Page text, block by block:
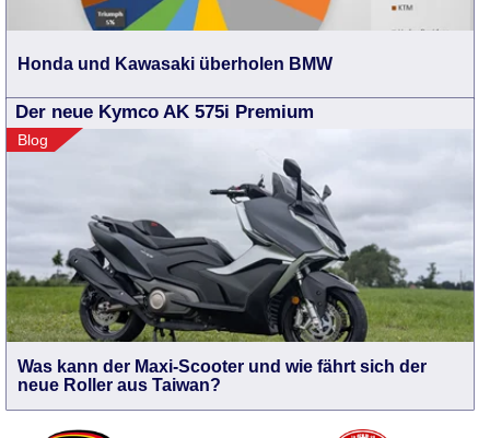
Honda und Kawasaki überholen BMW
Der neue Kymco AK 575i Premium
Blog
Was kann der Maxi-Scooter und wie fährt sich der
neue Roller aus Taiwan?